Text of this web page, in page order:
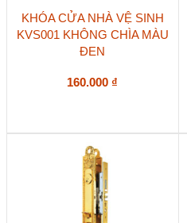
KHÓA CỬA NHÀ VỆ SINH
KVS001 KHÔNG CHÌA MÀU
ĐEN
160.000 ₫